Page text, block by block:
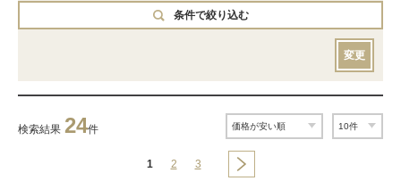
条件で絞り込む
変更
検索結果 24件
1 2 3